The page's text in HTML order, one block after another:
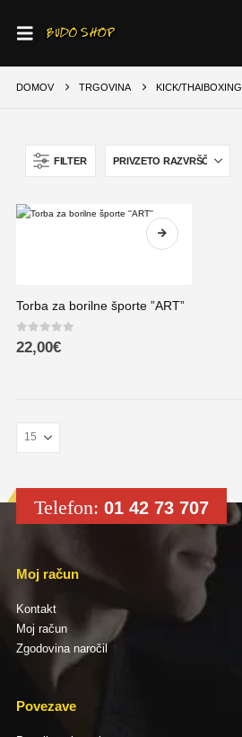
DOMOV TRGOVINA KICK/THAIBOXING
FILTER
Torba za borilne športe ”ART”
0out of 5
22,00€
Telefon: 01 42 73 707
Moj račun
Kontakt
Moj račun
Zgodovina naročil
Povezave